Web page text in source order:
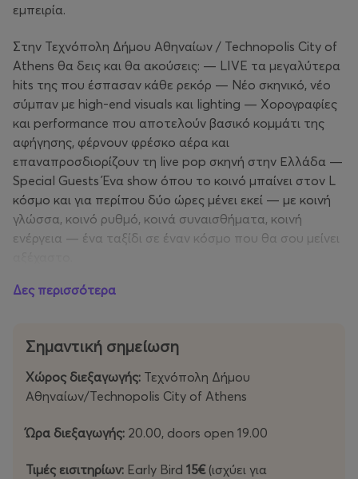
εμπειρία.
Στην Τεχνόπολη Δήμου Αθηναίων / Technopolis City of
Athens θα δεις και θα ακούσεις: — LIVE τα μεγαλύτερα
hits της που έσπασαν κάθε ρεκόρ — Νέο σκηνικό, νέο
σύμπαν με high-end visuals και lighting — Χορογραφίες
και performance που αποτελούν βασικό κομμάτι της
αφήγησης, φέρνουν φρέσκο αέρα και
επαναπροσδιορίζουν τη live pop σκηνή στην Ελλάδα —
Special Guests Ένα show όπου το κοινό μπαίνει στον L
κόσμο και για περίπου δύο ώρες μένει εκεί — με κοινή
γλώσσα, κοινό ρυθμό, κοινά συναισθήματα, κοινή
ενέργεια — ένα ταξίδι σε έναν κόσμο που θα σου μείνει
Αυτή η εμφάνιση σηματοδοτεί και την αρχή της
από εδώ. Από την Αθήνα. Από τηνΤεχνόπολη Δήμου
Αθηναίων / Technopolis City of Athens. WELCOME TO L
WORLD.
Δες περισσότερα
Σημαντική σημείωση
Χώρος διεξαγωγής: Τεχνόπολη Δήμου
Αθηναίων/Technopolis City of Athens
Ώρα διεξαγωγής: 20.00, doors open 19.00
Τιμές εισιτηρίων: Early Bird 15€ (ισχύει για